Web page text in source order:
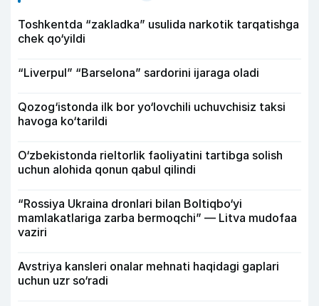
Toshkentda “zakladka” usulida narkotik tarqatishga
chek qo‘yildi
“Liverpul” “Barselona” sardorini ijaraga oladi
Qozog‘istonda ilk bor yo‘lovchili uchuvchisiz taksi
havoga ko‘tarildi
O‘zbekistonda rieltorlik faoliyatini tartibga solish
uchun alohida qonun qabul qilindi
“Rossiya Ukraina dronlari bilan Boltiqbo‘yi
mamlakatlariga zarba bermoqchi” — Litva mudofaa
vaziri
Avstriya kansleri onalar mehnati haqidagi gaplari
uchun uzr so‘radi